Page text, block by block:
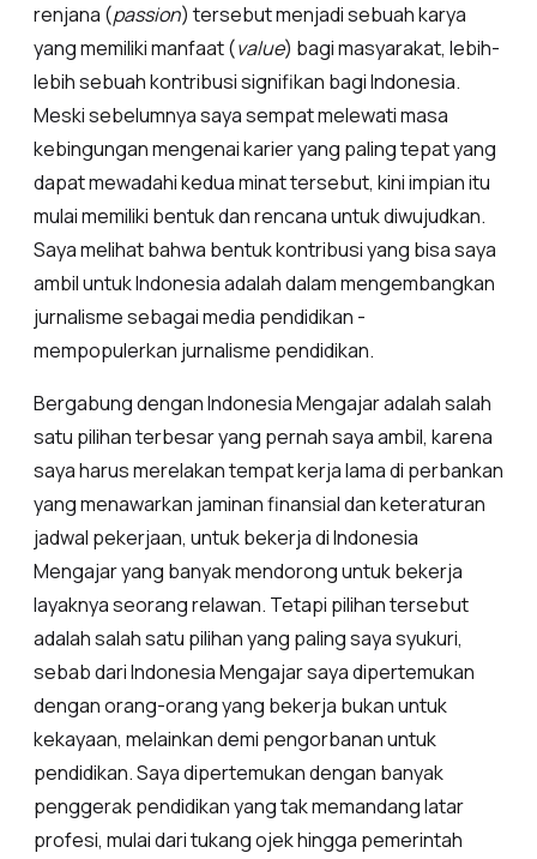
renjana (passion) tersebut menjadi sebuah karya
yang memiliki manfaat (value) bagi masyarakat, lebih-
lebih sebuah kontribusi signifikan bagi Indonesia.
Meski sebelumnya saya sempat melewati masa
kebingungan mengenai karier yang paling tepat yang
dapat mewadahi kedua minat tersebut, kini impian itu
mulai memiliki bentuk dan rencana untuk diwujudkan.
Saya melihat bahwa bentuk kontribusi yang bisa saya
ambil untuk Indonesia adalah dalam mengembangkan
jurnalisme sebagai media pendidikan -
mempopulerkan jurnalisme pendidikan.
Bergabung dengan Indonesia Mengajar adalah salah
satu pilihan terbesar yang pernah saya ambil, karena
saya harus merelakan tempat kerja lama di perbankan
yang menawarkan jaminan finansial dan keteraturan
jadwal pekerjaan, untuk bekerja di Indonesia
Mengajar yang banyak mendorong untuk bekerja
layaknya seorang relawan. Tetapi pilihan tersebut
adalah salah satu pilihan yang paling saya syukuri,
sebab dari Indonesia Mengajar saya dipertemukan
dengan orang-orang yang bekerja bukan untuk
kekayaan, melainkan demi pengorbanan untuk
pendidikan. Saya dipertemukan dengan banyak
penggerak pendidikan yang tak memandang latar
profesi, mulai dari tukang ojek hingga pemerintah